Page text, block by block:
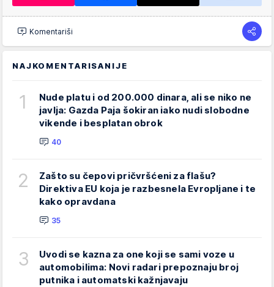
Komentariši
NAJKOMENTARISANIJE
1
Nude platu i od 200.000 dinara, ali se niko ne
javlja: Gazda Paja šokiran iako nudi slobodne
vikende i besplatan obrok
40
2
Zašto su čepovi pričvršćeni za flašu?
Direktiva EU koja je razbesnela Evropljane i te
kako opravdana
35
3
Uvodi se kazna za one koji se sami voze u
automobilima: Novi radari prepoznaju broj
putnika i automatski kažnjavaju